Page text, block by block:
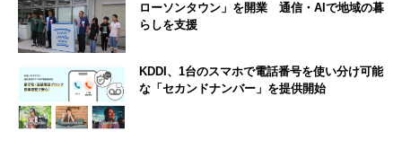
ローソンタウン」を開業 通信・AIで地域の暮
らしを支援
KDDI、1台のスマホで電話番号を使い分け可能
な「セカンドナンバー」を提供開始